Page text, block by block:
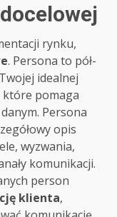
rynku,
. Persona to pół-
idealnej
które pomaga
Persona
opis
wyzwania,
komunikacji.
person
klienta,